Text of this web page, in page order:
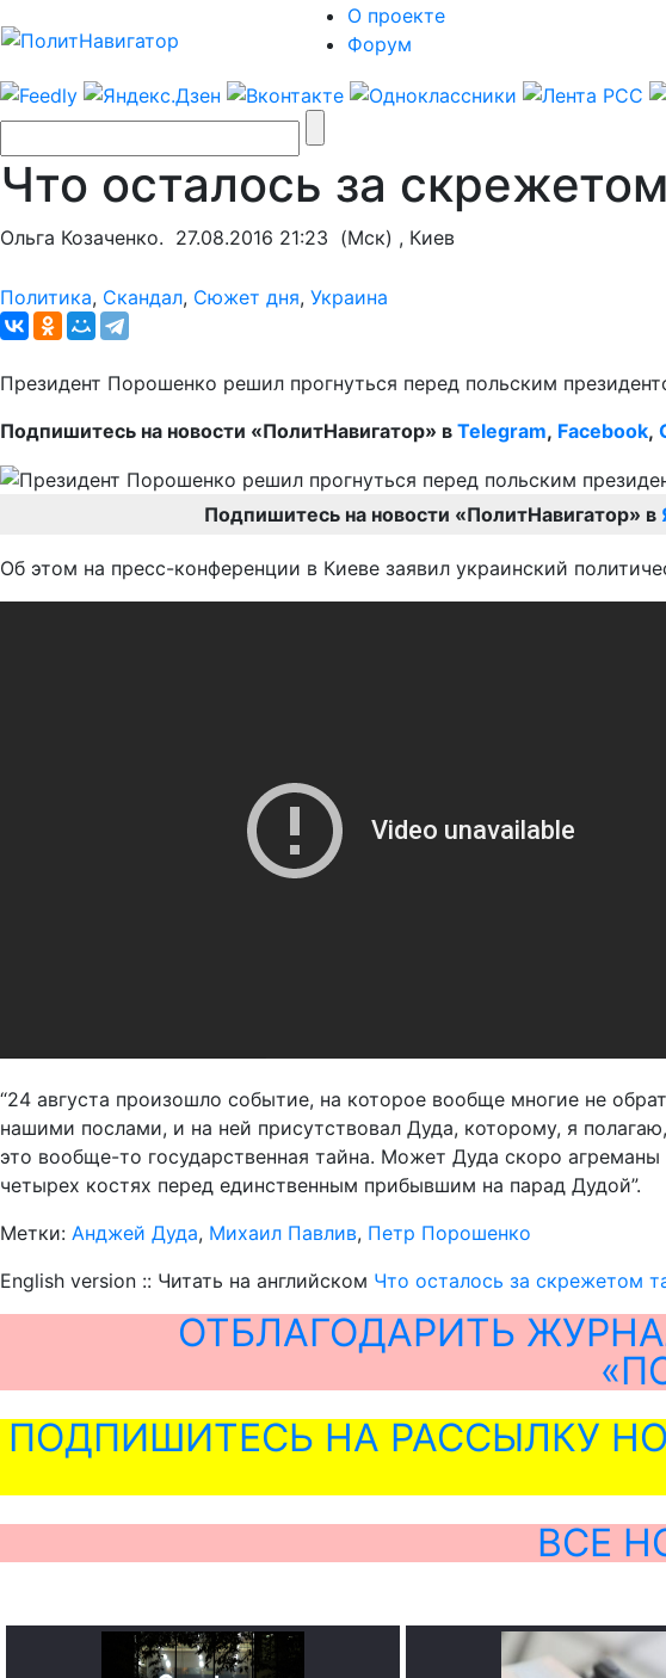
О проекте
Форум
Что осталось за
Ольга Козаченко. 27.08.2016 21:23 (Мск) , Киев
Политика, Скандал, Сюжет дня, Украина
Президент Порошенко решил прогнуться перед польским
Подпишитесь на новости «ПолитНавигатор» в Telegram, Facebook,
Подпишитесь на новости «ПолитНавигатор» в
Об этом на пресс-конференции в Киеве заявил украинский
“24 августа произошло событие, на которое вообще многие не
нашими послами, и на ней присутствовал Дуда, которому, я
это вообще-то государственная тайна. Может Дуда скоро
четырех костях перед единственным прибывшим на парад Дудой”.
Метки: Анджей Дуда, Михаил Павлив, Петр Порошенко
English version :: Читать на английском Что осталось за скрежетом
ОТБЛАГОДАРИТЬ
ПОДПИШИТЕСЬ НА РАССЫЛКУ
ВСЕ